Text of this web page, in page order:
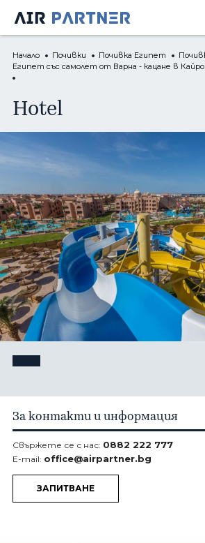
От Варна
Екскурзии
Полети
Круизи
Бизнес пътувания
Луксозен туризъм
Застраховки
ОЩЕ
За нас
бисквитки
0882 222 777
ПОСЛЕДВАЙТЕ НИ
Начало Почивки Почивка Египет
Египет със самолет от Варна - кацане в
Hotel
За контакти и информация
Свържете се с нас: 0882 222 777
E-mail: office@airpartner.bg
ЗАПИТВАНЕ